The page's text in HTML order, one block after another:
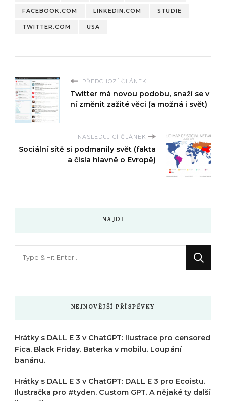
FACEBOOK.COM LINKEDIN.COM STUDIE
TWITTER.COM USA
PŘEDCHOZÍ ČLÁNEK
Twitter má novou podobu, snaží se v
ní změnit zažité věci (a možná i svět)
NASLEDUJÍCÍ ČLÁNEK
Sociální sítě si podmanily svět (fakta
a čísla hlavně o Evropě)
NAJDI
NEJNOVĚJŠÍ PŘÍSPĚVKY
Hrátky s DALL E 3 v ChatGPT: Ilustrace pro censored
Fica. Black Friday. Baterka v mobilu. Loupání
banánu.
Hrátky s DALL E 3 v ChatGPT: DALL E 3 pro Ecoistu.
Ilustračka pro #tyden. Custom GPT. A nějaké ty další